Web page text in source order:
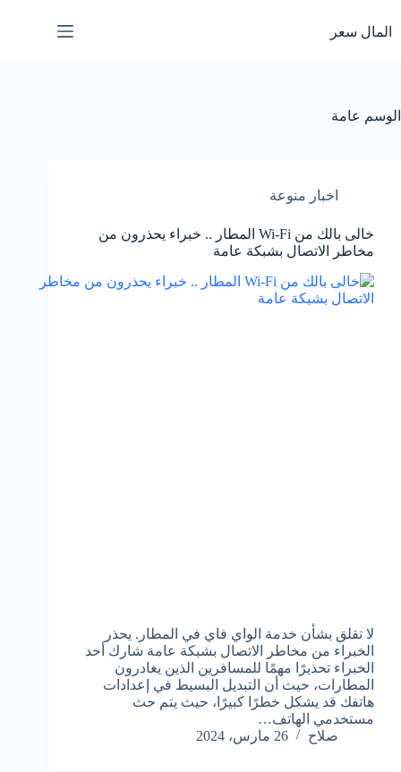
إلى
المحتوى
المال سعر
الوسم عامة
اخبار منوعة
خالى بالك من Wi-Fi المطار .. خبراء يحذرون من
مخاطر الاتصال بشبكة عامة
لا تقلق بشأن خدمة الواي فاي في المطار. يحذر
الخبراء من مخاطر الاتصال بشبكة عامة شارك أحد
الخبراء تحذيرًا مهمًا للمسافرين الذين يغادرون
المطارات، حيث أن التبديل البسيط في إعدادات
هاتفك قد يشكل خطرًا كبيرًا، حيث يتم حث
مستخدمي الهاتف…
صلاح
26 مارس، 2024